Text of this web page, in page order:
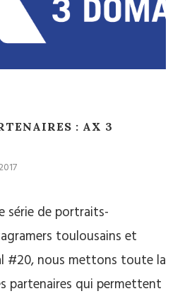
: AX 3
série de portraits-
toulousains et
#20, nous mettons toute la
partenaires qui permettent